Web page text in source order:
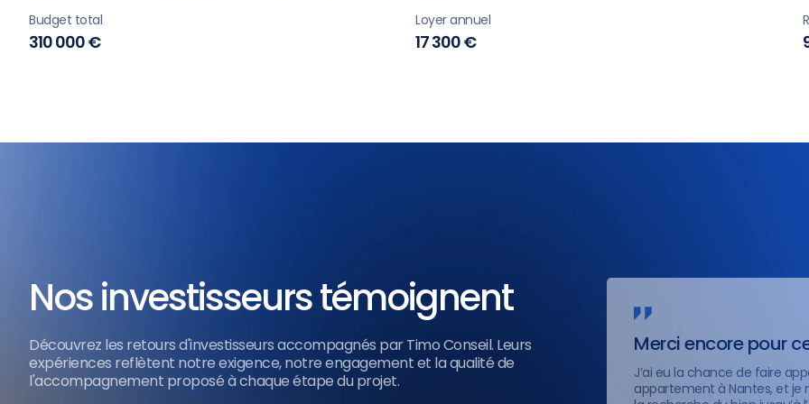
Budget total
310 000 €
Loyer annuel
17 300 €
Nos investisseurs témoignent
Découvrez les retours d'investisseurs accompagnés par Timo Conseil. Leurs
expériences reflètent notre exigence, notre engagement et la qualité de
l'accompagnement proposé à chaque étape du projet.
Merci encore pour
J’ai eu la chance de faire
appartement à Nantes, et je